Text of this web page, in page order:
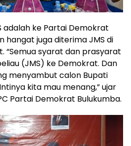
adalah ke Partai Demokrat
hangat juga diterima JMS di
“Semua syarat dan prasyarat
(JMS) ke Demokrat. Dan
menyambut calon Bupati
kita mau menang,” ujar
Partai Demokrat Bulukumba.